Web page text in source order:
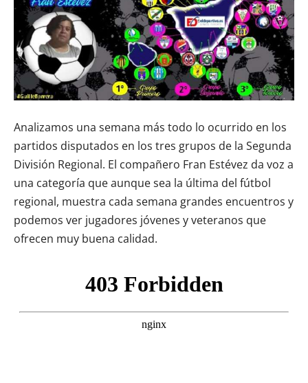
Analizamos una semana más todo lo ocurrido en los
partidos disputados en los tres grupos de la Segunda
División Regional. El compañero Fran Estévez da voz a
una categoría que aunque sea la última del fútbol
regional, muestra cada semana grandes encuentros y
podemos ver jugadores jóvenes y veteranos que
ofrecen muy buena calidad.